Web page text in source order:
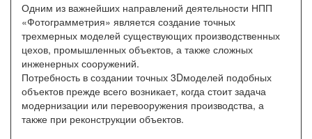
Одним из важнейших направлений деятельности НПП
«Фотограмметрия» является создание точных
трехмерных моделей существующих производственных
цехов, промышленных объектов, а также сложных
инженерных сооружений.
Потребность в создании точных 3Dмоделей подобных
объектов прежде всего возникает, когда стоит задача
модернизации или перевооружения производства, а
также при реконструкции объектов.